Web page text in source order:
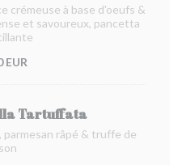
crémeuse à base d'oeufs &
et savoureux, pancetta
EUR
Tartuffata
râpé & truffe de